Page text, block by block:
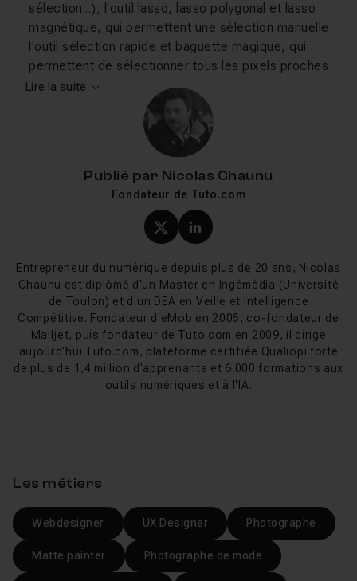
sélection...); l'outil lasso, lasso polygonal et lasso
magnétique, qui permettent une sélection manuelle;
l'outil sélection rapide et baguette magique, qui
permettent de sélectionner tous les pixels proches
d'une couleur semblable; l'outil recadrage (autrefois
rognage), tranche et sélection de tranche qui permet
de « couper » l'image.
Les outils de retouche & de dessin
correcteur de tons directs, correcteur, pièce et œil
rouge, qui permettent d'effectuer des retouches
simples; l'outil pinceau, crayon, remplacement de
couleur, qui permet de peindre, de dessiner des
contours ou de remplacer une couleur par une autre;
permet de dupliquer une partie de l'image et de la
reproduire ailleurs sur l'image; l'outil forme
d'historique et forme d'historique artistique, qui
permet de peindre une copie de la sélection ou de
peindre selon différents styles depuis la sélection;
l'outil gomme, gomme d'arrière-plan et gomme
magique, qui permet d'effacer une zone, de rendre
l'outil goutte d'eau, netteté et doigt, qui permet
d'estomper ou de raffermir les contours d'une
sélection; l'outil densité -, densité + et éponge, qui
permet d'éclaircir ou d'obscurcir certaines zones de
l'image ou encore de modifier la saturation des
Lire la suite
Publié par Nicolas Chaunu
Fondateur de Tuto.com
Profil X (twitter) de
Profil LinkedIn de
Entrepreneur du numérique depuis plus de 20 ans, Nicolas
Chaunu est diplômé d'un Master en Ingémédia (Université
de Toulon) et d'un DEA en Veille et Intelligence
Compétitive. Fondateur d'eMob en 2005, co-fondateur de
Mailjet, puis fondateur de Tuto.com en 2009, il dirige
aujourd'hui Tuto.com, plateforme certifiée Qualiopi forte
de plus de 1,4 million d'apprenants et 6 000 formations aux
outils numériques et à l'IA.
Les métiers
Webdesigner UX Designer Photographe
Matte painter Photographe de mode